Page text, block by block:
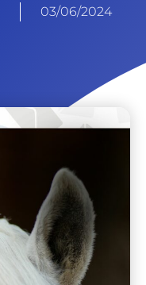
03/06/2024